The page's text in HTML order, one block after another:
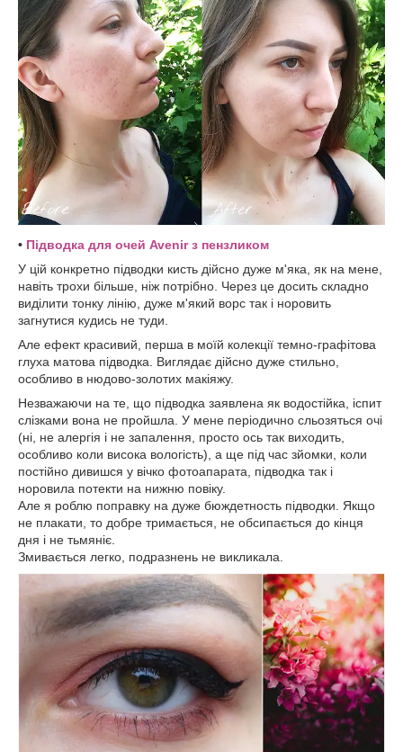
• Підводка для очей Avenir з пензликом
У цій конкретно підводки кисть дійсно дуже м'яка, як на мене,
навіть трохи більше, ніж потрібно. Через це досить складно
виділити тонку лінію, дуже м'який ворс так і норовить
загнутися кудись не туди.
Але ефект красивий, перша в моїй колекції темно-графітова
глуха матова підводка. Виглядає дійсно дуже стильно,
особливо в нюдово-золотих макіяжу.
Незважаючи на те, що підводка заявлена як водостійка, іспит
слізками вона не пройшла. У мене періодично сльозяться очі
(ні, не алергія і не запалення, просто ось так виходить,
особливо коли висока вологість), а ще під час зйомки, коли
постійно дивишся у вічко фотоапарата, підводка так і
норовила потекти на нижню повіку.
Але я роблю поправку на дуже бюждетность підводки. Якщо
не плакати, то добре тримається, не обсипається до кінця
дня і не тьмяніє.
Змивається легко, подразнень не викликала.